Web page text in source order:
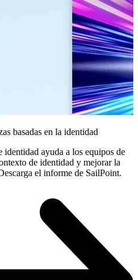
basadas en la identidad
ayuda a los equipos de
de identidad y mejorar la
el informe de SailPoint.